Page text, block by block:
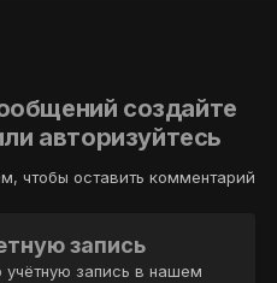
создайте
авторизуйтесь
чтобы оставить комментарий
запись
учётную запись в нашем